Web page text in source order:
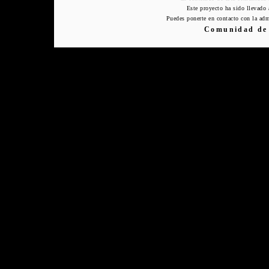
Este proyecto ha sido
Puedes ponerte en contacto con la
Comunidad